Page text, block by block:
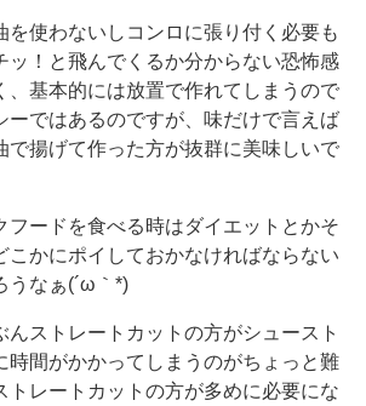
を使わないしコンロに張り付く必要も
ッ！と飛んでくるか分からない恐怖感
、基本的には放置で作れてしまうので
ーではあるのですが、味だけで言えば
で揚げて作った方が抜群に美味しいで
フードを食べる時はダイエットとかそ
こかにポイしておかなければならない
うなぁ(´ω｀*)
んストレートカットの方がシュースト
時間がかかってしまうのがちょっと難
トレートカットの方が多めに必要にな